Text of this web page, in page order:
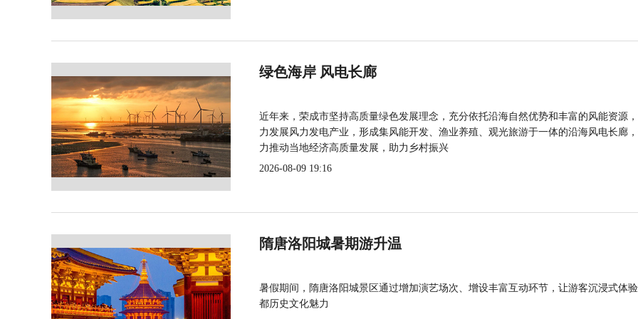
绿色海岸 风电长廊
近年来，荣成市坚持高质量绿色发展理念，充分依托沿海自然优势和丰富的风能资源
力发展风力发电产业，形成集风能开发、渔业养殖、观光旅游于一体的沿海风电长廊
力推动当地经济高质量发展，助力乡村振兴
2026-08-09 19:16
隋唐洛阳城暑期游升温
暑假期间，隋唐洛阳城景区通过增加演艺场次、增设丰富互动环节，让游客沉浸式体
都历史文化魅力